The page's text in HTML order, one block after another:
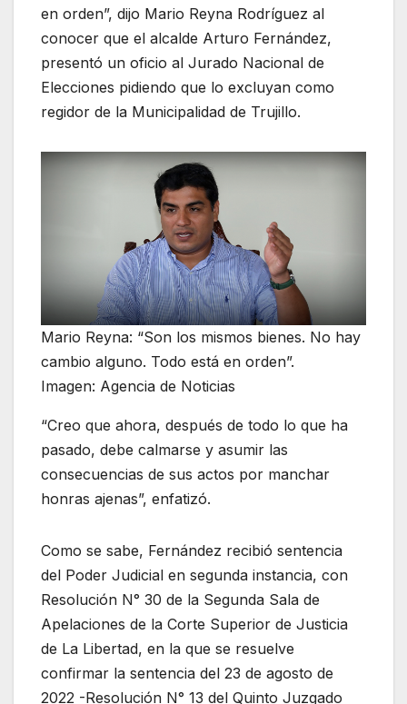
en orden”, dijo Mario Reyna Rodríguez al
conocer que el alcalde Arturo Fernández,
presentó un oficio al Jurado Nacional de
Elecciones pidiendo que lo excluyan como
regidor de la Municipalidad de Trujillo.
Mario Reyna: “Son los mismos bienes. No hay
cambio alguno. Todo está en orden”.
Imagen: Agencia de Noticias
“Creo que ahora, después de todo lo que ha
pasado, debe calmarse y asumir las
consecuencias de sus actos por manchar
honras ajenas”, enfatizó.
Como se sabe, Fernández recibió sentencia
del Poder Judicial en segunda instancia, con
Resolución N° 30 de la Segunda Sala de
Apelaciones de la Corte Superior de Justicia
de La Libertad, en la que se resuelve
confirmar la sentencia del 23 de agosto de
2022 -Resolución N° 13 del Quinto Juzgado